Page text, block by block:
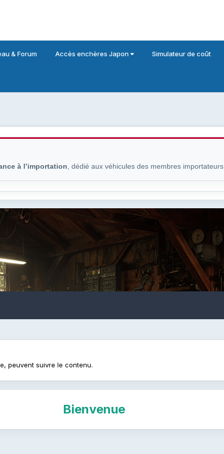
& Forum Accès enchères Japon Simulateur de coût
à l’importation , dédié aux véhicules des membres importateurs.
peuvent suivre le contenu.
Bienvenue